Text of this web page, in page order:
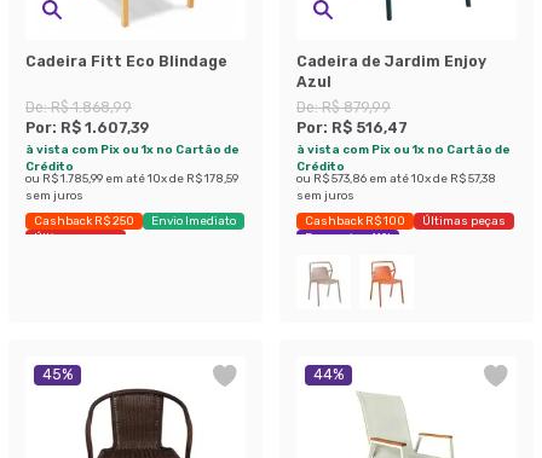
Cadeira Fitt Eco Blindage
De:R$ 1.868,99
Por: R$ 1.607,39
à vista com Pix ou 1x no Cartão de
Crédito
ou R$ 1.785,99 em até10x de R$ 178,59
sem juros
Cashback R$ 250
Envio Imediato
Últimas peças
Cadeira de Jardim Enjoy
Azul
De:R$ 879,99
Por: R$ 516,47
à vista com Pix ou 1x no Cartão de
Crédito
ou R$ 573,86 em até10x de R$ 57,38
sem juros
Cashback R$ 100
Últimas peças
Economize 41%
45% 44%